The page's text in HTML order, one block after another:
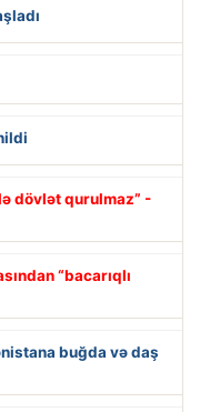
dövlət qurulmaz” -
“bacarıqlı
buğda və daş